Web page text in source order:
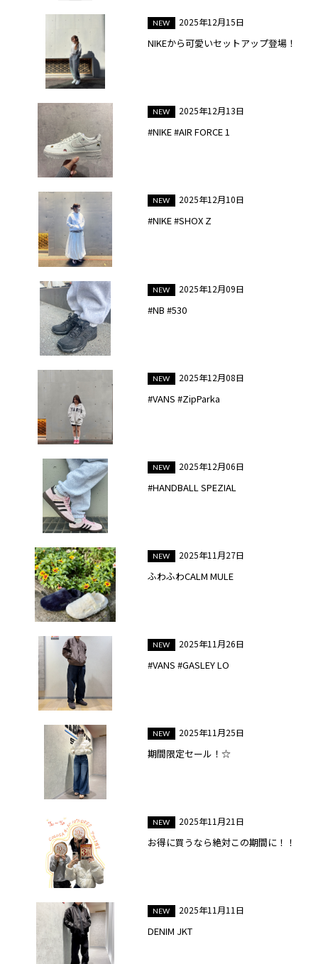
2025年12月15日
NIKEから可愛いセットアップ登場！
2025年12月13日
#NIKE #AIR FORCE 1
2025年12月10日
#NIKE #SHOX Z
2025年12月09日
#NB #530
2025年12月08日
#VANS #ZipParka
2025年12月06日
#HANDBALL SPEZIAL
2025年11月27日
ふわふわCALM MULE
2025年11月26日
#VANS #GASLEY LO
2025年11月25日
期間限定セール！☆
2025年11月21日
お得に買うなら絶対この期間に！！
2025年11月11日
DENIM JKT